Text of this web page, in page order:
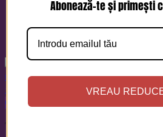
Quick View
Tricouri
Abonează-te și primești
VREAU